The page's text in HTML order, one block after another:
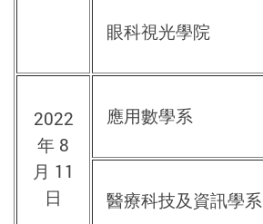
眼科視光學院
2022
年 8
月 11
日
應用數學系
醫療科技及資訊學系